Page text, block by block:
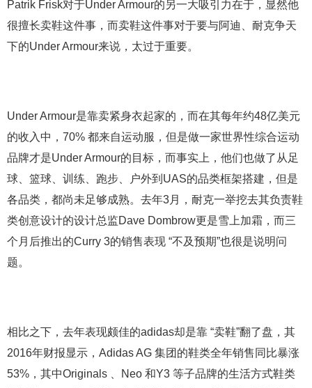
Patrik Frisk对于Under Armour的另一大吸引力在于，显然他
很擅长卖鞋这件事，而卖鞋这件事对于要与阿迪、耐克争天
下的Under Armour来说，太过于重要。
Under Armour是靠卖紧身衣起家的，而在其每年约48亿美元
的收入中，70% 都来自运动服，但是做一家世界性综合运动
品牌才是Under Armour的目标，而事实上，他们也做了从足
球、篮球、训练、跑步、户外到UAS的品类框架搭建，但是
各品类，都尚未足够成熟。去年3月，耐克一举挖去其负责鞋
类创意设计的设计总监Dave Dombrow更是雪上加霜，而三
个月后推出的Curry 3的销售表现 “不及预期”也很是说明问
题。
相比之下，去年表现颇佳的adidas却是靠 “卖鞋”翻了盘，其
2016年财报显示，Adidas AG 集团的鞋类全年销售同比暴涨
53%，其中Originals 、Neo 和Y3 等子品牌的生活方式鞋类